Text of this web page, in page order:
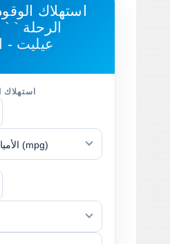
استهلاك
الرحلة ` `
عيليت -
الأميال في الجالون (mpg)